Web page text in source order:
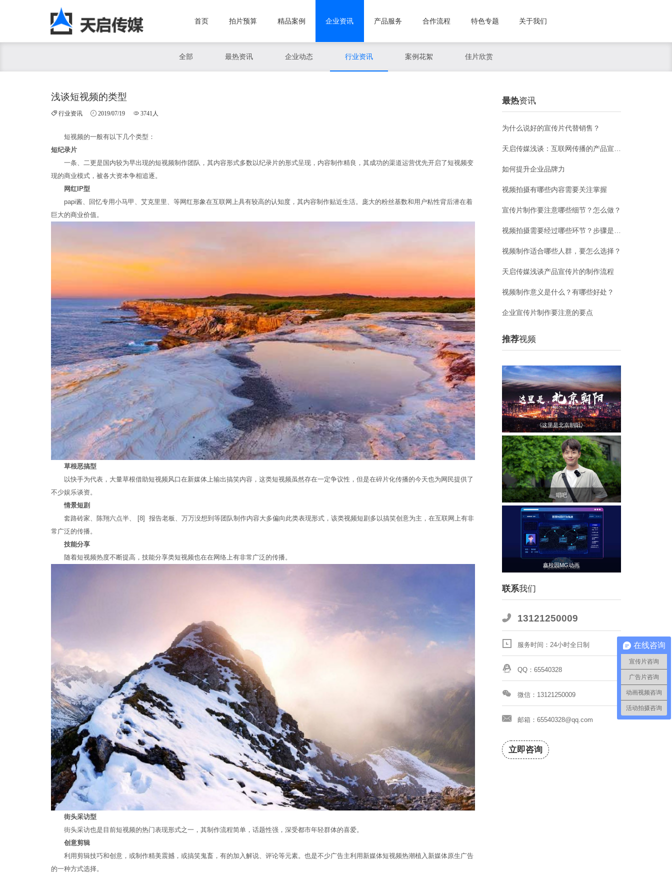
首页 拍片预算 精品案例 企业资讯 产品服务 合作流程 特色专题 关于我们
全部 最热资讯 企业动态 行业资讯 案例花絮 佳片欣赏
浅谈短视频的类型
行业资讯 2019/07/19 3741人
短视频的一般有以下几个类型：
短纪录片
一条、二更是国内较为早出现的短视频制作团队，其内容形式多数以纪录片的形式呈现，内容制作精良，其成功的渠道运营优先开启了短视频变
现的商业模式，被各大资本争相追逐。
网红IP型
papi酱、回忆专用小马甲、艾克里里、等网红形象在互联网上具有较高的认知度，其内容制作贴近生活。庞大的粉丝基数和用户粘性背后潜在着
巨大的商业价值。
草根恶搞型
以快手为代表，大量草根借助短视频风口在新媒体上输出搞笑内容，这类短视频虽然存在一定争议性，但是在碎片化传播的今天也为网民提供了
不少娱乐谈资。
情景短剧
套路砖家、陈翔六点半、 [8] 报告老板、万万没想到等团队制作内容大多偏向此类表现形式，该类视频短剧多以搞笑创意为主，在互联网上有非
常广泛的传播。
技能分享
随着短视频热度不断提高，技能分享类短视频也在在网络上有非常广泛的传播。
街头采访型
街头采访也是目前短视频的热门表现形式之一，其制作流程简单，话题性强，深受都市年轻群体的喜爱。
创意剪辑
利用剪辑技巧和创意，或制作精美震撼，或搞笑鬼畜，有的加入解说、评论等元素。也是不少广告主利用新媒体短视频热潮植入新媒体原生广告
的一种方式选择。
最热资讯
为什么说好的宣传片代替销售？
如何提升企业品牌力
视频拍摄有哪些内容需要关注掌握
宣传片制作要注意哪些细节？怎么做？
视频制作适合哪些人群，要怎么选择？
天启传媒浅谈产品宣传片的制作流程
视频制作意义是什么？有哪些好处？
企业宣传片制作要注意的要点
推荐视频
《这里是北京朝阳》
唱吧
鑫校园MG动画
联系我们
13121250009
服务时间：24小时全日制
QQ：65540328
微信：13121250009
邮箱：65540328@qq.com
立即咨询
在线咨询
宣传片咨询
广告片咨询
动画视频咨询
活动拍摄咨询